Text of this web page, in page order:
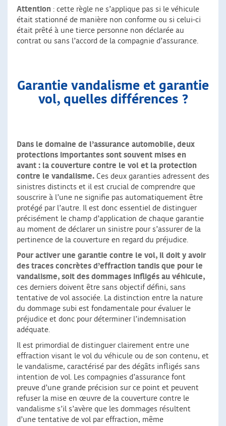
Attention : cette règle ne s’applique pas si le véhicule
était stationné de manière non conforme ou si celui-ci
était prêté à une tierce personne non déclarée au
contrat ou sans l’accord de la compagnie d’assurance.
Garantie vandalisme et garantie
vol, quelles différences ?
Dans le domaine de l’assurance automobile, deux
protections importantes sont souvent mises en
avant : la couverture contre le vol et la protection
contre le vandalisme. Ces deux garanties adressent des
sinistres distincts et il est crucial de comprendre que
souscrire à l’une ne signifie pas automatiquement être
protégé par l’autre. Il est donc essentiel de distinguer
précisément le champ d’application de chaque garantie
au moment de déclarer un sinistre pour s’assurer de la
pertinence de la couverture en regard du préjudice.
Pour activer une garantie contre le vol, il doit y avoir
des traces concrètes d’effraction tandis que pour le
vandalisme, soit des dommages infligés au véhicule,
ces derniers doivent être sans objectif défini, sans
tentative de vol associée. La distinction entre la nature
du dommage subi est fondamentale pour évaluer le
préjudice et donc pour déterminer l’indemnisation
adéquate.
Il est primordial de distinguer clairement entre une
effraction visant le vol du véhicule ou de son contenu, et
le vandalisme, caractérisé par des dégâts infligés sans
intention de vol. Les compagnies d’assurance font
preuve d’une grande précision sur ce point et peuvent
refuser la mise en œuvre de la couverture contre le
vandalisme s’il s’avère que les dommages résultent
d’une tentative de vol par effraction, même